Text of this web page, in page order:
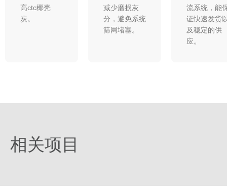
高ctc椰壳
炭。
减少磨损灰
分，避免系统
筛网堵塞。​
流系统，能
证快速发货
及稳定的供
应。
相关项目